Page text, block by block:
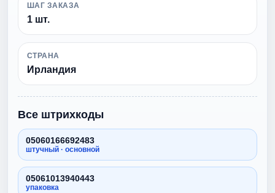
ШАГ ЗАКАЗА
1 шт.
СТРАНА
Ирландия
Все штрихкоды
05060166692483
штучный · основной
05061013940443
упаковка